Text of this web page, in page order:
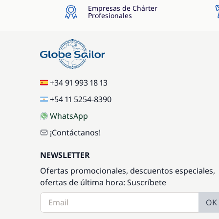
Empresas de Chárter
Profesionales
+34 91 993 18 13
+54 11 5254-8390
WhatsApp
¡Contáctanos!
NEWSLETTER
Ofertas promocionales, descuentos especiales,
ofertas de última hora: Suscríbete
OK